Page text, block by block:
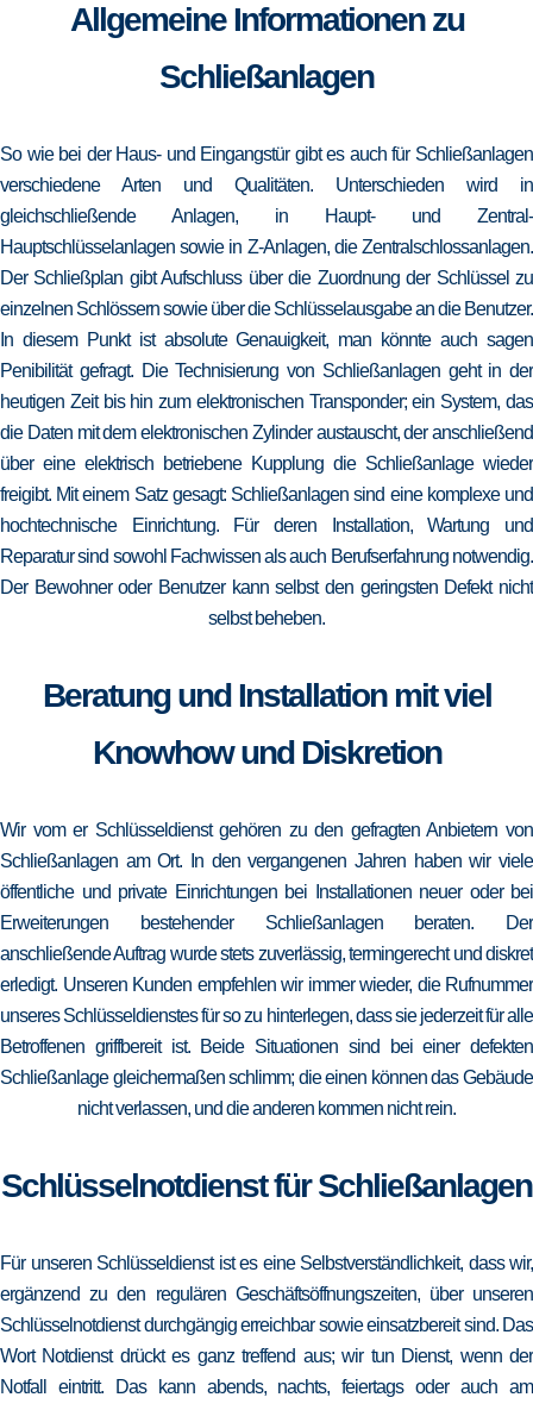
Allgemeine Informationen zu
Schließanlagen
So wie bei der Haus- und Eingangstür gibt es auch für Schließanlagen
verschiedene Arten und Qualitäten. Unterschieden wird in
gleichschließende Anlagen, in Haupt- und Zentral-
Hauptschlüsselanlagen sowie in Z-Anlagen, die Zentralschlossanlagen.
Der Schließplan gibt Aufschluss über die Zuordnung der Schlüssel zu
einzelnen Schlössern sowie über die Schlüsselausgabe an die Benutzer.
In diesem Punkt ist absolute Genauigkeit, man könnte auch sagen
Penibilität gefragt. Die Technisierung von Schließanlagen geht in der
heutigen Zeit bis hin zum elektronischen Transponder; ein System, das
die Daten mit dem elektronischen Zylinder austauscht, der anschließend
über eine elektrisch betriebene Kupplung die Schließanlage wieder
freigibt. Mit einem Satz gesagt: Schließanlagen sind eine komplexe und
hochtechnische Einrichtung. Für deren Installation, Wartung und
Reparatur sind sowohl Fachwissen als auch Berufserfahrung notwendig.
Der Bewohner oder Benutzer kann selbst den geringsten Defekt nicht
selbst beheben.
Beratung und Installation mit viel
Knowhow und Diskretion
Wir vom er Schlüsseldienst gehören zu den gefragten Anbietern von
Schließanlagen am Ort. In den vergangenen Jahren haben wir viele
öffentliche und private Einrichtungen bei Installationen neuer oder bei
Erweiterungen bestehender Schließanlagen beraten. Der
anschließende Auftrag wurde stets zuverlässig, termingerecht und diskret
erledigt. Unseren Kunden empfehlen wir immer wieder, die Rufnummer
unseres Schlüsseldienstes für so zu hinterlegen, dass sie jederzeit für alle
Betroffenen griffbereit ist. Beide Situationen sind bei einer defekten
Schließanlage gleichermaßen schlimm; die einen können das Gebäude
nicht verlassen, und die anderen kommen nicht rein.
Schlüsselnotdienst für Schließanlagen
Für unseren Schlüsseldienst ist es eine Selbstverständlichkeit, dass wir,
ergänzend zu den regulären Geschäftsöffnungszeiten, über unseren
Schlüsselnotdienst durchgängig erreichbar sowie einsatzbereit sind. Das
Wort Notdienst drückt es ganz treffend aus; wir tun Dienst, wenn der
Notfall eintritt. Das kann abends, nachts, feiertags oder auch am